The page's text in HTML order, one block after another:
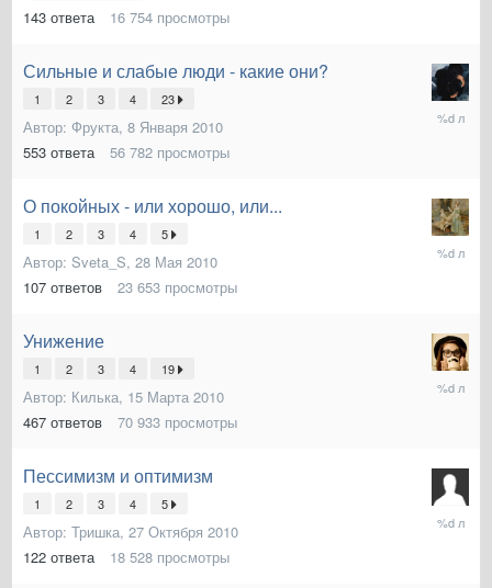
143 ответа 16 754 просмотры
Сильные и слабые люди - какие они?
1 2 3 4 23
Автор: Фрукта, 8 Января 2010
553 ответа 56 782 просмотры
27
О покойных - или хорошо, или...
1 2 3 4 5
Автор: Sveta_S, 28 Мая 2010
107 ответов 23 653 просмотры
1
Унижение
1 2 3 4 19
Автор: Килька, 15 Марта 2010
467 ответов 70 933 просмотры
19
Пессимизм и оптимизм
1 2 3 4 5
Автор: Тришка, 27 Октября 2010
122 ответа 18 528 просмотры
8